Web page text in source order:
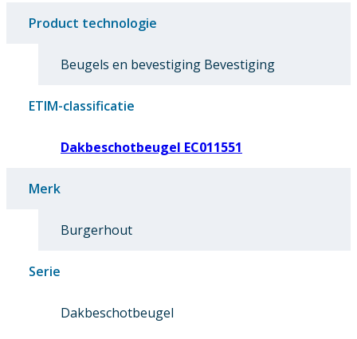
Product technologie
Beugels en bevestiging Bevestiging
ETIM-classificatie
Dakbeschotbeugel EC011551
Merk
Burgerhout
Serie
Dakbeschotbeugel